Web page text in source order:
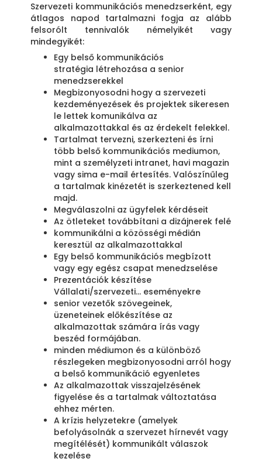
Szervezeti kommunikációs menedzserként, egy
átlagos napod tartalmazni fogja az alább
felsorólt tennivalók némelyikét vagy
mindegyikét:
Egy belső kommunikációs
stratégia létrehozása a senior
menedzserekkel
Megbizonyosodni hogy a szervezeti
kezdeményezések és projektek sikeresen
le lettek komunikálva az
alkalmazottakkal és az érdekelt felekkel.
Tartalmat tervezni, szerkezteni és írni
több belső kommunikációs mediumon,
mint a személyzeti intranet, havi magazin
vagy sima e-mail értesítés. Valószínűleg
a tartalmak kinézetét is szerkeztened kell
majd.
Megválaszolni az ügyfelek kérdéseit
Az ötleteket továbbítani a dizájnerek felé
kommunikálni a közösségi médián
keresztül az alkalmazottakkal
Egy belső kommunikációs megbízott
vagy egy egész csapat menedzselése
Prezentációk készítése
Vállalati/szervezeti... eseményekre
senior vezetők szövegeinek,
üzeneteinek előkészítése az
alkalmazottak számára írás vagy
beszéd formájában.
minden médiumon és a különböző
részlegeken megbizonyosodni arról hogy
a belső kommunikáció egyenletes
Az alkalmazottak visszajelzésének
figyelése és a tartalmak változtatása
ehhez mérten.
A krízis helyzetekre (amelyek
befolyásolnák a szervezet hírnevét vagy
megítélését) kommunikált válaszok
kezelése